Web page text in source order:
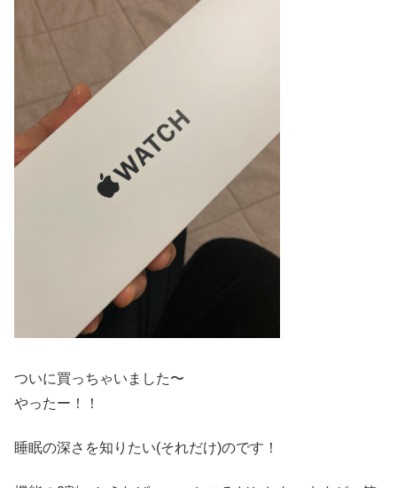
ついに買っちゃいました〜
やったー！！
睡眠の深さを知りたい(それだけ)のです！